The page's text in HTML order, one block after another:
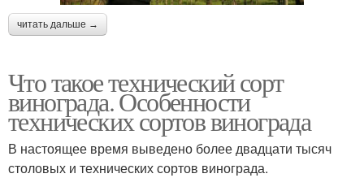
читать дальше →
Что такое технический сорт
винограда. Особенности
технических сортов винограда
В настоящее время выведено более двадцати тысяч
столовых и технических сортов винограда.